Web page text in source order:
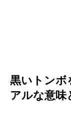
黒いトンボ
アルな意味